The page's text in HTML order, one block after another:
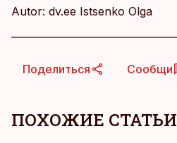
Autor: dv.ee Istsenko Olga
Поделиться Сообщи
ПОХОЖИЕ СТАТЬИ